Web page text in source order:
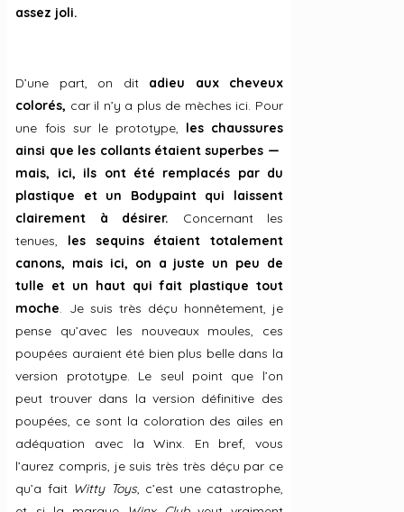
assez joli.
D’une part, on dit adieu aux cheveux
colorés, car il n’y a plus de mèches ici. Pour
une fois sur le prototype, les chaussures
ainsi que les collants étaient superbes —
mais, ici, ils ont été remplacés par du
plastique et un Bodypaint qui laissent
clairement à désirer. Concernant les
tenues, les sequins étaient totalement
canons, mais ici, on a juste un peu de
tulle et un haut qui fait plastique tout
moche. Je suis très déçu honnêtement, je
pense qu’avec les nouveaux moules, ces
poupées auraient été bien plus belle dans la
version prototype. Le seul point que l’on
peut trouver dans la version définitive des
poupées, ce sont la coloration des ailes en
adéquation avec la Winx. En bref, vous
l’aurez compris, je suis très très déçu par ce
qu’a fait Witty Toys, c’est une catastrophe,